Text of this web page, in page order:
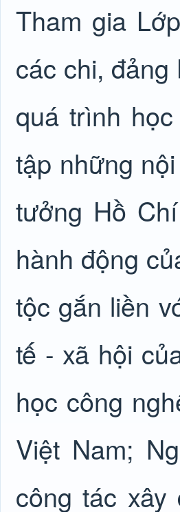
Tham gia
các chi,
quá trình
tập những
tưởng Hồ
hành động
tộc gắn liền
tế - xã hội
học công
Việt Nam;
công tác